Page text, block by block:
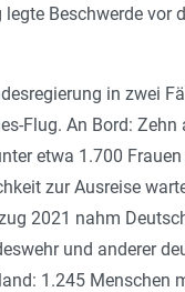
Beschwerde
in zwei
Flug. An Bord:
etwa 1.700
zur Ausreise
2021 nahm
und anderer
1.245 Menschen